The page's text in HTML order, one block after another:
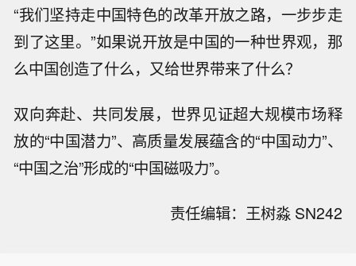
“我们坚持走中国特色的改革开放之路，一步步走
到了这里。”如果说开放是中国的一种世界观，那
么中国创造了什么，又给世界带来了什么？
双向奔赴、共同发展，世界见证超大规模市场释
放的“中国潜力”、高质量发展蕴含的“中国动力”、
“中国之治”形成的“中国磁吸力”。
责任编辑：王树淼 SN242